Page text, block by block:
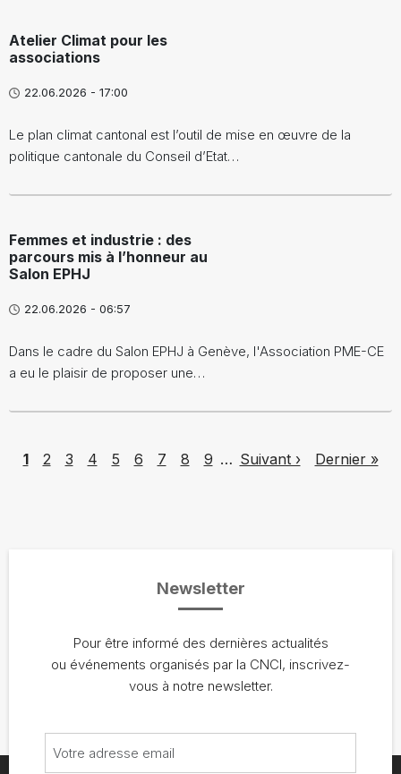
Atelier Climat pour les
associations
22.06.2026 - 17:00
Le plan climat cantonal est l’outil de mise en œuvre de la
politique cantonale du Conseil d’Etat…
Femmes et industrie : des
parcours mis à l’honneur au
Salon EPHJ
22.06.2026 - 06:57
Dans le cadre du Salon EPHJ à Genève, l'Association PME-CE
a eu le plaisir de proposer une…
Page
1 Page
2 Page
3 Page
4 Page
5 Page
6 Page
7 Page
8 Page
9 … Next page
Suivant › Last page
Dernier »
Newsletter
Pour être informé des dernières actualités
ou événements organisés par la CNCI, inscrivez-
vous à notre newsletter.